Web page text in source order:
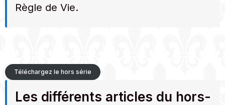
Règle de Vie.
Téléchargez le hors série
Les différents articles du hors-